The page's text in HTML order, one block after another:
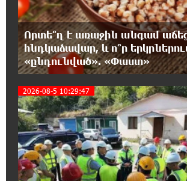
Փաշինյանն ու Թրամփը
են ունեցել
19:19:12 8-08-2026
Չհանե´ս խաչդ, Հայաստան
19:18:03 8-08-2026
Սիցիլիայի
Էթնա հրաբխի ժայթքման
19:16:13 8-08-2026
Որտե՞ղ է առաջին անգամ
հնդկաձավար, և ո՞ր
«ընդունված». «Փաստ»
2026-08-5 10:29:47